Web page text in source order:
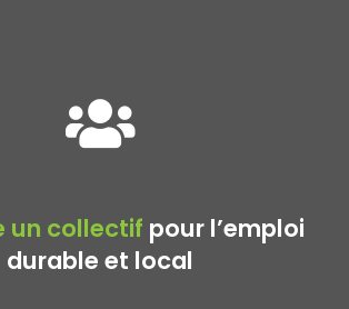
un collectif pour l’emploi
durable et local